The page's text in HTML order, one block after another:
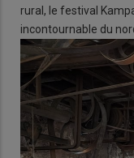
rural, le festival
incontournable du